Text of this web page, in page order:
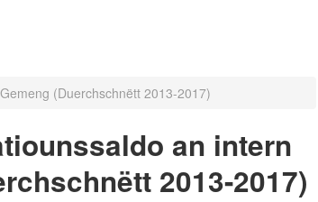
(Duerchschnëtt 2013-2017)
an intern
2013-2017)